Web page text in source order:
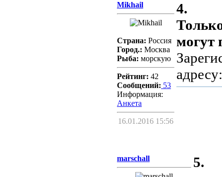
Mikhail
Страна: Россия
Город.: Москва
Рыба: морскую
Рейтинг: 42
Сообщений: 53
Информация:
Aнкета
16.01.2016 15:56
4.
могут
marschall
5.